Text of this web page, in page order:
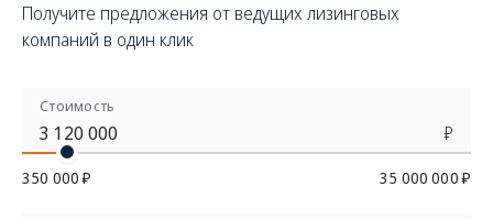
Получите предложения от ведущих лизинговых
компаний в один клик
Стоимость
₽
350 000 ₽ 35 000 000 ₽